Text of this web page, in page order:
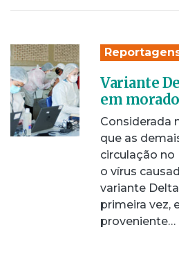
Variante
em
Considerada
que as
circulação no
o vírus
variante
primeira vez,
proveniente…